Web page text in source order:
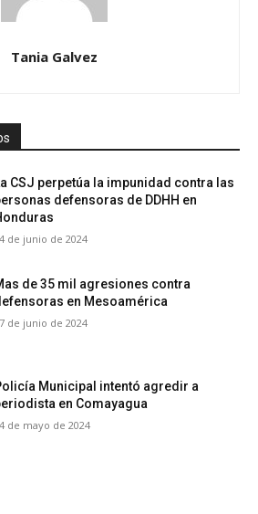
Tania Galvez
CSJ perpetúa la impunidad contra las
defensoras de DDHH en
de junio de 2024
de 35 mil agresiones contra
en Mesoamérica
de junio de 2024
Municipal intentó agredir a
en Comayagua
de mayo de 2024